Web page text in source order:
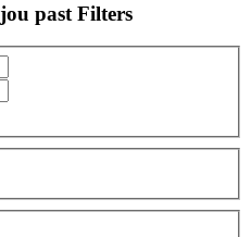
past Filters